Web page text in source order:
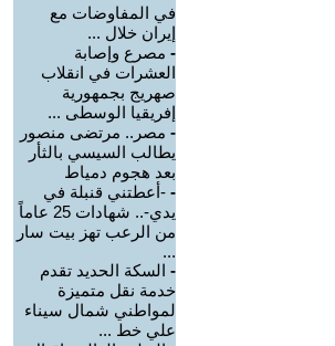
في المفاوضات مع
إيران خلال ...
- مصرع وإصابة
العشرات في انقلاب
صهريج بجمهورية
إفريقيا الوسطى ...
- مصر.. مرتضى منصور
يطالب السيسي بالثأر
بعد هجوم دمياط
- -أعطتني قنبلة في
يدي-.. شهادات 25 عاماً
من الرعب تهز بيت سار
...
- السكة الحديد تقدم
خدمة نقل متميزة
لمواطني شمال سيناء
علي خط ...